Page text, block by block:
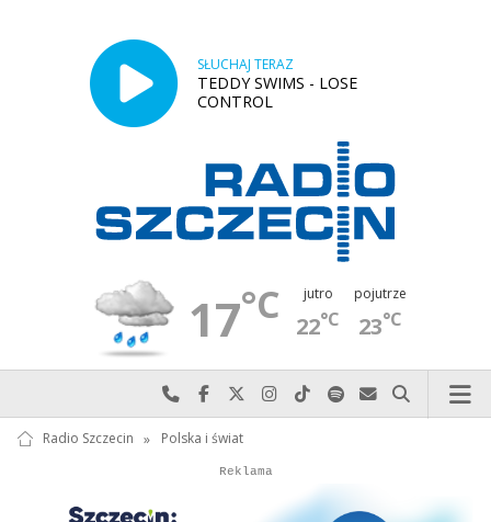
SŁUCHAJ TERAZ
TEDDY SWIMS - LOSE
CONTROL
17°C jutro
22°C
pojutrze
23°C
Najlepiej po prostu do nas zadzwoń
Odwiedź nas na Facebook-u
Odwiedź nas na X
Odwiedź nas na Instagram-ie
Odwiedź nas na TikTok-u
Szukaj nas na Spotify
Wyślij do nas
Szukaj
Radio Szczecin » Polska i świat
Autopromocja
Reklama